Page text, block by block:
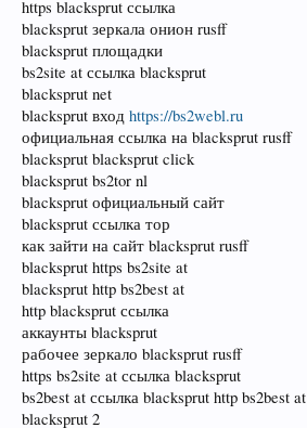
https blacksprut ссылка
blacksprut зеркала онион rusff
blacksprut площадки
bs2site at ссылка blacksprut
blacksprut net
blacksprut вход https://bs2webl.ru
официальная ссылка на blacksprut rusff
blacksprut blacksprut click
blacksprut bs2tor nl
blacksprut официальный сайт
blacksprut ссылка тор
как зайти на сайт blacksprut rusff
blacksprut https bs2site at
blacksprut http bs2best at
http blacksprut ссылка
аккаунты blacksprut
рабочее зеркало blacksprut rusff
https bs2site at ссылка blacksprut
bs2best at ссылка blacksprut http bs2best at
blacksprut 2